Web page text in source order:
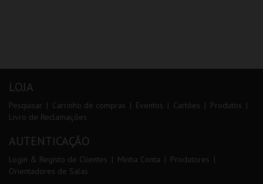
LOJA
Pesquisar Carrinho de compras Eventos Cartões
Produtos
Livro de Reclamações
AUTENTICAÇÃO
Login & Registo de Clientes Minha Conta
Produtores
Orientadores de Salas